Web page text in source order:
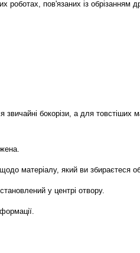
роботах, пов'язаних із обрізанням
бокорізи, а для товстіших
матеріалу, який ви збираєтеся
у центрі отвору.